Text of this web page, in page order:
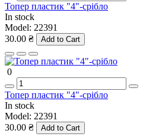
Топер пластик "4"-срібло
In stock
Model: 22391
30.00 ₴
Add to Cart
0
Топер пластик "4"-срібло
In stock
Model: 22391
30.00 ₴
Add to Cart